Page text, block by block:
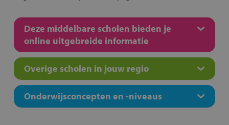
Deze middelbare scholen bieden je
online uitgebreide informatie
Overige scholen in jouw regio
Onderwijsconcepten en -niveaus